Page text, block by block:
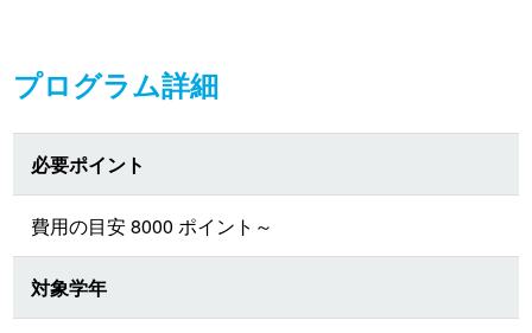
プログラム詳細
必要ポイント
費用の目安 8000 ポイント～
対象学年